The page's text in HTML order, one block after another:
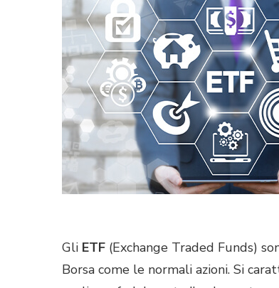
Gli ETF (Exchange Traded Funds)
Borsa come le normali azioni. Si